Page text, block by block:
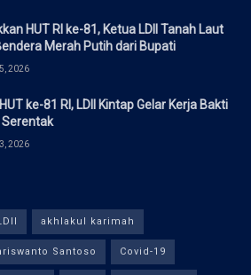
HUT RI ke-81, Ketua LDII Tanah Laut
Merah Putih dari Bupati
2026
ke-81 RI, LDII Kintap Gelar Kerja Bakti
Serentak
2026
akhlakul karimah
Santoso Covid-19